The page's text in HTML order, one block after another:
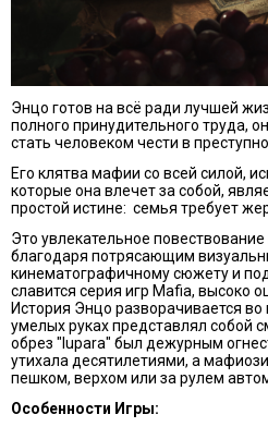
Энцо готов на всё ради лучшей
полного принудительного труда,
стать человеком чести в
Его клятва мафии со всей силой,
которые она влечет за собой,
простой истине: семья требует
Это увлекательное
благодаря потрясающим
кинематографичному сюжету и
славится серия игр Mafia, высоко
История Энцо разворачивается во
умелых руках представлял собой
обрез "lupara" был дежурным
утихала десятилетиями, а
пешком, верхом или за рулем
Особенности Игры: